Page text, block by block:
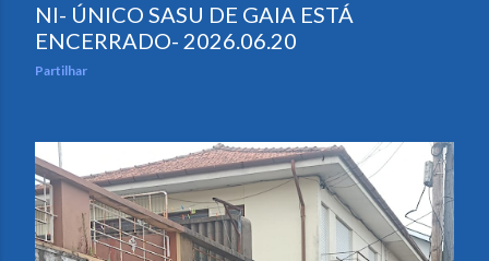
NI- ÚNICO SASU DE GAIA ESTÁ
ENCERRADO- 2026.06.20
Partilhar